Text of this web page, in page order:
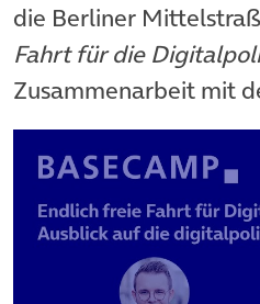
die Berliner
Fahrt für die
Zusammenarbeit mit